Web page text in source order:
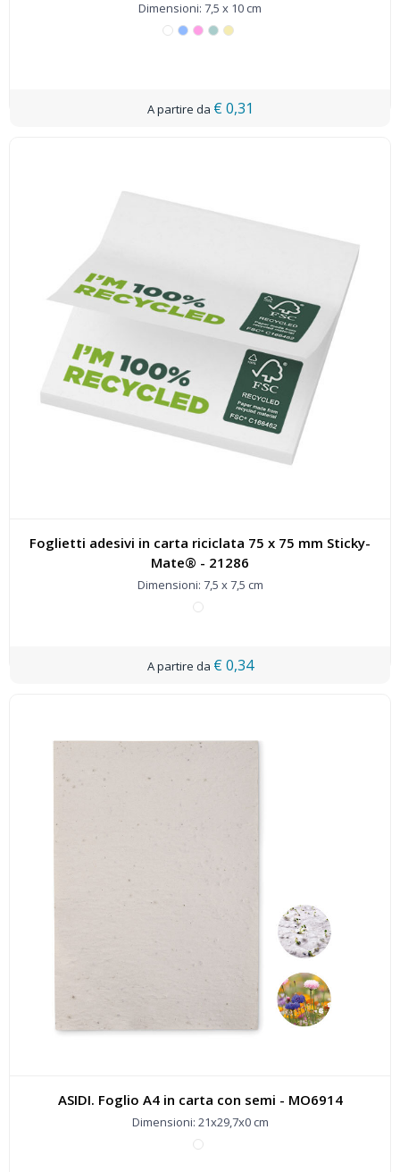
Dimensioni: 7,5 x 10 cm
€ 0,31
Foglietti adesivi in carta riciclata 75 x 75 mm Sticky-
Mate® - 21286
Dimensioni: 7,5 x 7,5 cm
€ 0,34
ASIDI. Foglio A4 in carta con semi - MO6914
Dimensioni: 21x29,7x0 cm